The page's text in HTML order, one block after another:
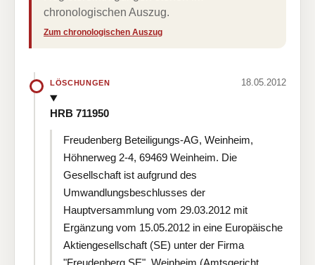
chronologischen Auszug.
Zum chronologischen Auszug
LÖSCHUNGEN 18.05.2012
HRB 711950
Freudenberg Beteiligungs-AG, Weinheim,
Höhnerweg 2-4, 69469 Weinheim. Die
Gesellschaft ist aufgrund des
Umwandlungsbeschlusses der
Hauptversammlung vom 29.03.2012 mit
Ergänzung vom 15.05.2012 in eine Europäische
Aktiengesellschaft (SE) unter der Firma
"Freudenberg SE", Weinheim (Amtsgericht